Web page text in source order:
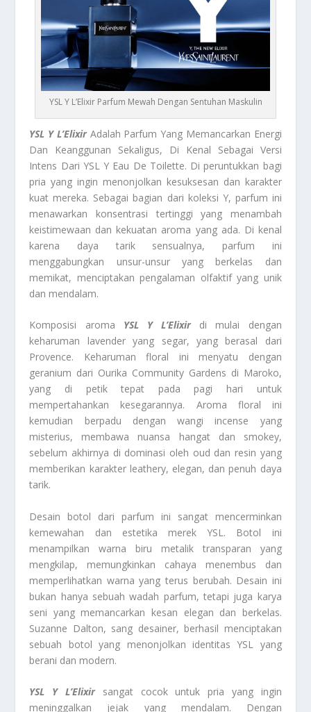
YSL Y L’Elixir Parfum Mewah Dengan Sentuhan Maskulin
YSL Y L’ElixirAdalah Parfum Yang Memancarkan Energi
Dan Keanggunan Sekaligus, Di Kenal Sebagai Versi
Intens Dari YSL Y Eau De Toilette. Di peruntukkan bagi
pria yang ingin menonjolkan kesuksesan dan karakter
kuat mereka. Sebagai bagian dari koleksi Y, parfum ini
menawarkan konsentrasi tertinggi yang menambah
keistimewaan dan kekuatan aroma yang ada. Di kenal
karena daya tarik sensualnya, parfum ini
menggabungkan unsur-unsur yang berkelas dan
memikat, menciptakan pengalaman olfaktif yang unik
dan mendalam.
Komposisi aroma YSL Y L’Elixirdi mulai dengan
keharuman lavender yang segar, yang berasal dari
Provence. Keharuman floral ini menyatu dengan
geranium dari Ourika Community Gardens di Maroko,
yang di petik tepat pada pagi hari untuk
mempertahankan kesegarannya. Aroma floral ini
kemudian berpadu dengan wangi incense yang
misterius, membawa nuansa hangat dan smokey,
sebelum akhirnya di dominasi oleh oud dan resin yang
memberikan karakter leathery, elegan, dan penuh daya
tarik.
Desain botol dari parfum ini sangat mencerminkan
kemewahan dan estetika merek YSL. Botol ini
menampilkan warna biru metalik transparan yang
mengkilap, memungkinkan cahaya menembus dan
memperlihatkan warna yang terus berubah. Desain ini
bukan hanya sebuah wadah parfum, tetapi juga karya
seni yang memancarkan kesan elegan dan berkelas.
Suzanne Dalton, sang desainer, berhasil menciptakan
sebuah botol yang menonjolkan identitas YSL yang
berani dan modern.
YSL Y L’Elixirsangat cocok untuk pria yang ingin
meninggalkan jejak yang mendalam. Dengan